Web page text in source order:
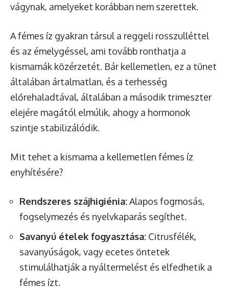
vágynak, amelyeket korábban nem szerettek.
A fémes íz gyakran társul a reggeli rosszulléttel
és az émelygéssel, ami tovább ronthatja a
kismamák közérzetét. Bár kellemetlen, ez a tünet
általában ártalmatlan, és a terhesség
előrehaladtával, általában a második trimeszter
elejére magától elmúlik, ahogy a hormonok
szintje stabilizálódik.
Mit tehet a kismama a kellemetlen fémes íz
enyhítésére?
Rendszeres szájhigiénia:Alapos fogmosás,
fogselymezés és nyelvkaparás segíthet.
Savanyú ételek fogyasztása: Citrusfélék,
savanyúságok, vagy ecetes öntetek
stimulálhatják a nyáltermelést és elfedhetik a
fémes ízt.